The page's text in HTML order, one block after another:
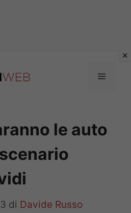
Menu
le auto
di Davide Russo